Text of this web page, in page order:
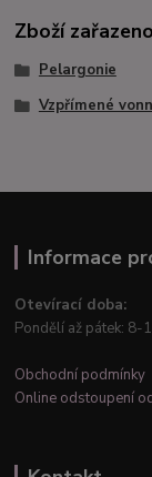
Zboží
Pelargonie
Vzpřímené
Informace
Otevírací doba:
Pondělí až pátek: 8-
Obchodní podmínky
Online odstoupení